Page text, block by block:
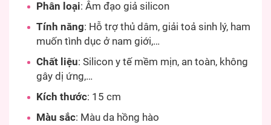
Phân loại: Âm đạo giả silicon
Tính năng: Hỗ trợ thủ dâm, giải toả sinh lý, ham
muốn tình dục ở nam giới,…
Chất liệu: Silicon y tế mềm mịn, an toàn, không
gây dị ứng,…
Kích thước: 15 cm
Màu sắc: Màu da hồng hào